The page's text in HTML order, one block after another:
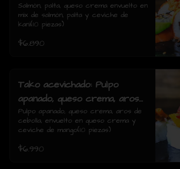
de salmón, palta y ceviche de
kani(10 piezas)
Salmón, palta, queso crema envuelto en
mix de salmón, palta y ceviche de
kani(10 piezas)
$6.890
Tako acevichado: Pulpo
apanado, queso crema, aros
de cebolla, envuelto en queso
crema y ceviche de mango(10
Pulpo apanado, queso crema, aros de
cebolla, envuelto en queso crema y
ceviche de mango(10 piezas)
$6.990